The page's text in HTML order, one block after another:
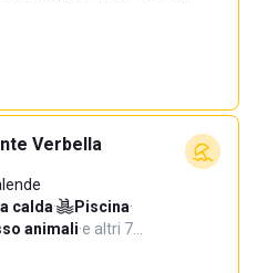
Verbella
calda· Piscina·
animali·e altri 7…